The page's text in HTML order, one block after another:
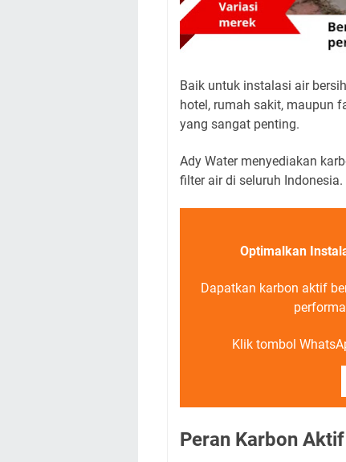
Baik untuk instalasi air
hotel, rumah sakit, maupun
yang sangat penting.
Ady Water menyediakan
filter air di seluruh Indonesia.
Optimalkan
Dapatkan karbon aktif
Klik tombol
Peran Karbon